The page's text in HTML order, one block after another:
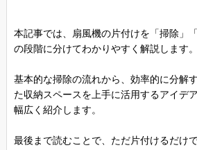
本記事では、扇風機の片付けを「掃除」
の段階に分けてわかりやすく解説します。
基本的な掃除の流れから、効率的に分解
た収納スペースを上手に活用するアイデ
幅広く紹介します。
最後まで読むことで、ただ片付けるだけ